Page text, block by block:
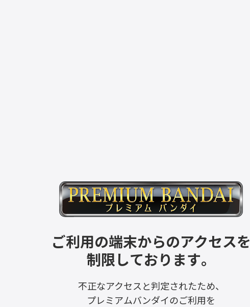
ご利用の端末からのアクセスを
制限しております。
不正なアクセスと判定されたため、
プレミアムバンダイのご利用を